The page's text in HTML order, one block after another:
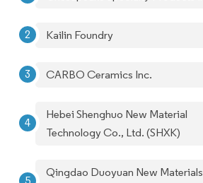
Kailin Foundry
CARBO Ceramics Inc.
Hebei Shenghuo New Material
Technology Co., Ltd. (SHXK)
Qingdao Duoyuan New